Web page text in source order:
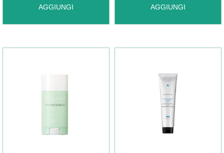
AGGIUNGI
AGGIUNGI FILORGA AGGIUNGI
AGGIUNGI FILORGA